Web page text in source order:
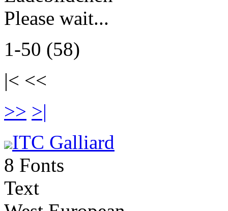
Please wait...
1-50 (58)
|< <<
>> >|
ITC Galliard
8 Fonts
Text